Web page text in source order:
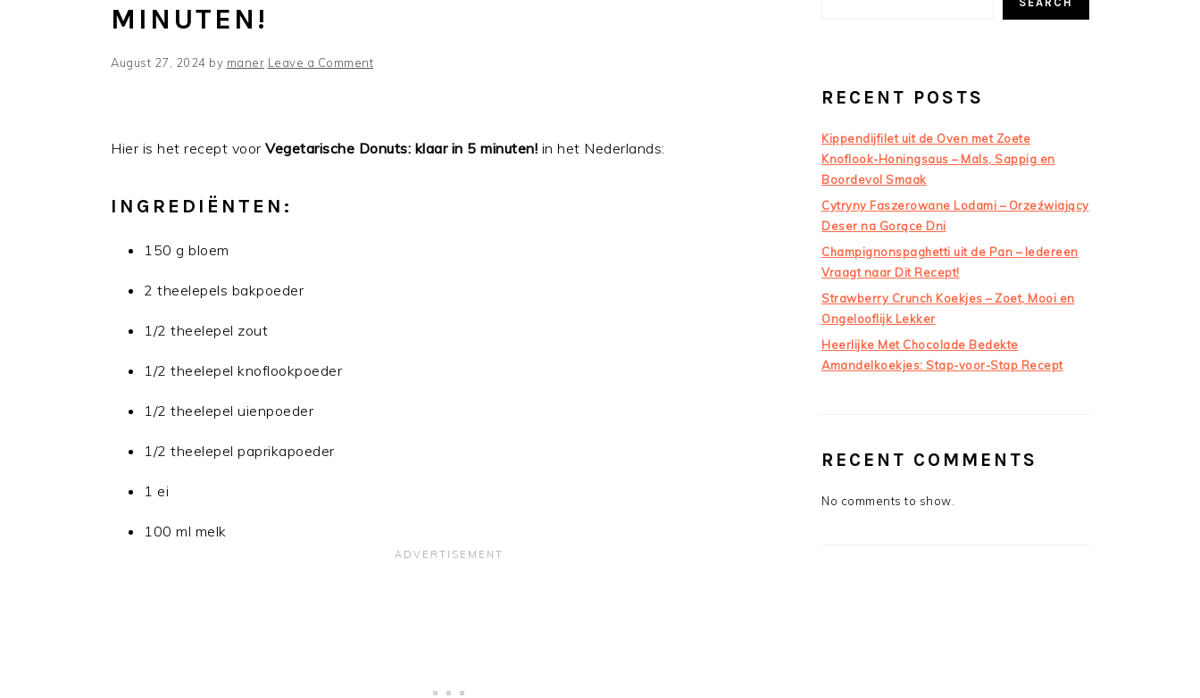
MINUTEN!
August 27, 2024 by maner Leave a Comment
Hier is het recept voor Vegetarische Donuts: klaar in 5 minuten! in het Nederlands:
INGREDIËNTEN:
150 g bloem
2 theelepels bakpoeder
1/2 theelepel zout
1/2 theelepel knoflookpoeder
1/2 theelepel uienpoeder
1/2 theelepel paprikapoeder
1 ei
100 ml melk
RECENT POSTS
Kippendijfilet uit de Oven met Zoete
Knoflook-Honingsaus – Mals, Sappig en
Boordevol Smaak
Cytryny Faszerowane Lodami – Orzeźwiający
Deser na Gorące Dni
Champignonspaghetti uit de Pan – Iedereen
Vraagt naar Dit Recept!
Strawberry Crunch Koekjes – Zoet, Mooi en
Ongelooflijk Lekker
Heerlijke Met Chocolade Bedekte
Amandelkoekjes: Stap-voor-Stap Recept
RECENT COMMENTS
No comments to show.